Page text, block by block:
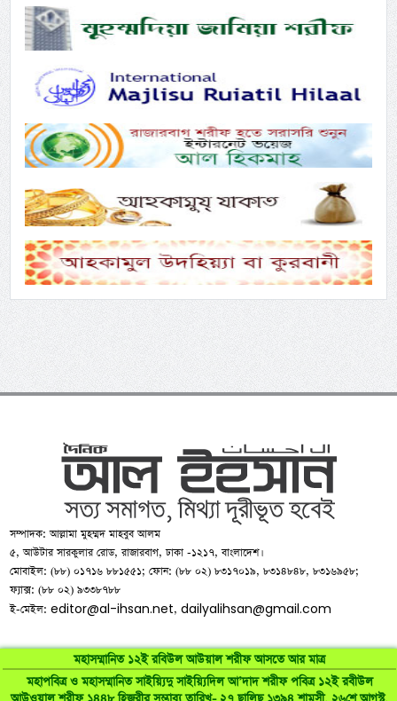
মহাসম্মানিত ১২ই রবিউল আউয়াল শরীফ আসতে আর মাত্র
মহাপবিত্র ও মহাসম্মানিত সাইয়্যিদু সাইয়্যিদিল আ’দাদ শরীফ পবিত্র ১২ই রবীউল
সম্পাদক: আল্লামা মুহম্মদ মাহবুব আলম
৫, আউটার সারকুলার রোড, রাজারবাগ, ঢাকা -১২১৭, বাংলাদেশ।
মোবাইল: (৮৮) ০১৭১৬ ৮৮১৫৫১; ফোন: (৮৮ ০২) ৮৩১৭০১৯, ৮৩১৪৮৪৮, ৮৩১৬৯৫৮;
ফ্যাক্স: (৮৮ ০২) ৯৩৩৮৭৮৮
ই-মেইল:editor@al-ihsan.net,dailyalihsan@gmail.com